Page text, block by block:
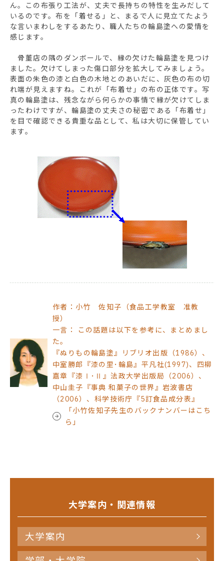
ん。この布張り工法が、丈夫で長持ちの特性を生みだして
いるのです。布を「着せる」と、まるで人に見立てたよう
な言いまわしをするあたり、職人たちの輪島塗への愛情を
感じます。
骨董店の隅のダンボールで、縁の欠けた輪島塗を見つけ
ました。欠けてしまった傷口部分を拡大してみましょう。
表面の朱色の漆と白色の木地とのあいだに、灰色の布の切
れ端が見えますね。これが「布着せ」の布の正体です。写
真の輪島塗は、残念ながら何らかの事情で縁が欠けてしま
ったわけですが、輪島塗の丈夫さの秘密である「布着せ」
を目で確認できる貴重な品として、私は大切に保管してい
ます。
作者：小竹 佐知子（食品工学教室 准教
授）
一言： この話題は以下を参考に、まとめまし
た。
『ぬりもの輪島塗』リブリオ出版（1986）、
中室勝郎『漆の里･輪島』平凡社(1997)、四柳
嘉章『漆Ⅰ･Ⅱ』法政大学出版局（2006）、
中山圭子『事典 和菓子の世界』岩波書店
（2006）、科学技術庁『5訂食品成分表』
「小竹佐知子先生のバックナンバーはこち
ら」
大学案内・関連情報
大学案内